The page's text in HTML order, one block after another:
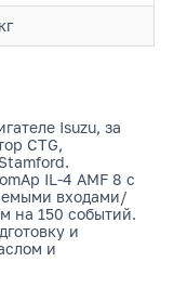
Isuzu, за
CTG,
IL-4 AMF 8 с
входами/
на 150 событий.
и
и